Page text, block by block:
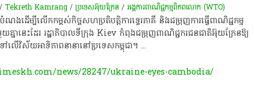
/Tekreth Kamrang/ប្រទេស​អ៊ុយ​ក្រែ​ន /អង្គការ​ពាណិជ្ជកម្ម​ពិភពលោក (WTO) ​
ដើម្បីលើកកម្ពស់កិច្ចសហប្រតិបត្តិការទ្វេរភាគី និងជម្រុញការធ្វើពាណិជ្ជកម្ម
គ្នានេះដែរ រដ្ឋាភិបាលទីក្រុង Kiev កំពុងជម្រុញពាណិជ្ជករជនជាតិអ៊ុយក្រែនឱ្យ
លើវិស័យអាទិភាពនានានៅប្រទេសកម្ពុជា។ ...
news/28247/ukraine-eyes-cambodia/